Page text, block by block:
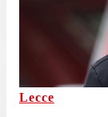
Lecce